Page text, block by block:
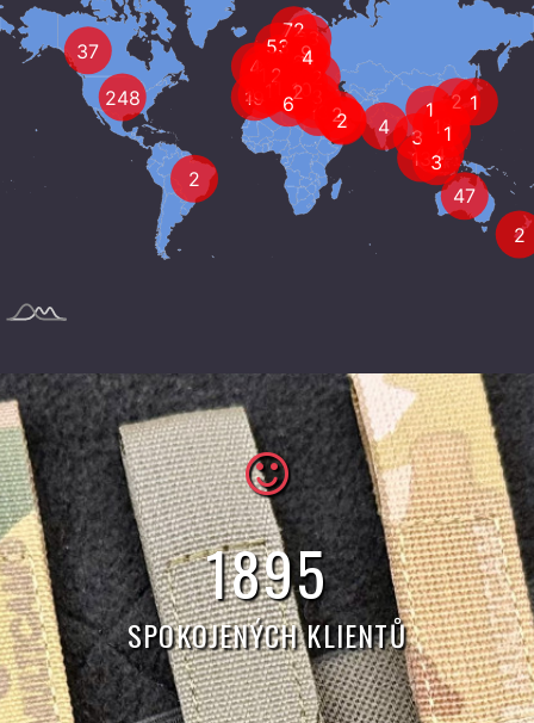
5654
SPOKOJENÝCH KLIENTŮ